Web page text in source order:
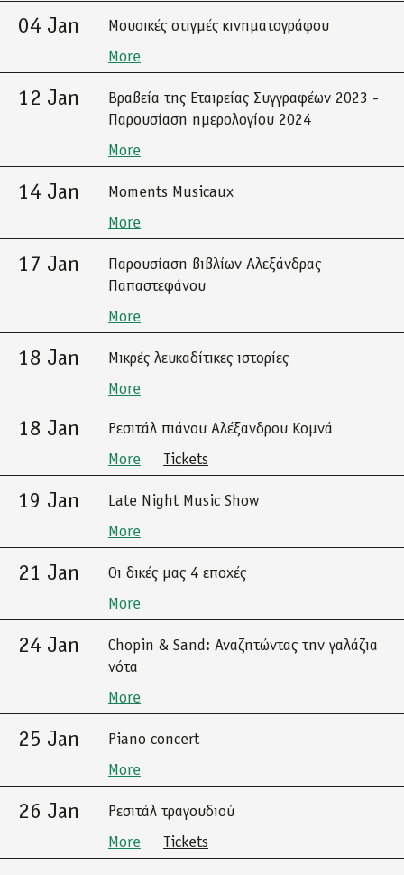
04 Jan
Μουσικές στιγμές κινηματογράφου
More
12 Jan
Βραβεία της Εταιρείας Συγγραφέων 2023 -
Παρουσίαση ημερολογίου 2024
More
14 Jan
Moments Musicaux
More
17 Jan
Παρουσίαση βιβλίων Αλεξάνδρας
Παπαστεφάνου
More
18 Jan
Μικρές λευκαδίτικες ιστορίες
More
18 Jan
Ρεσιτάλ πιάνου Αλέξανδρου Κομνά
More
Tickets
19 Jan
Late Night Music Show
More
21 Jan
Οι δικές μας 4 εποχές
More
24 Jan
Chopin & Sand: Αναζητώντας την γαλάζια
νότα
More
25 Jan
Piano concert
More
26 Jan
Ρεσιτάλ τραγουδιού
More
Tickets